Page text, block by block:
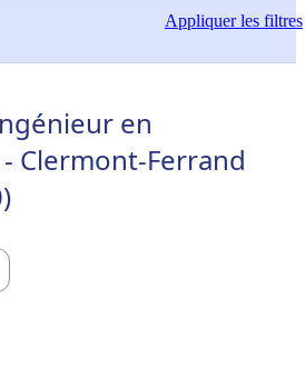
Appliquerles filtres
en
Clermont-Ferrand